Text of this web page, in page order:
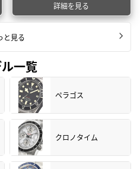
詳細を見る
と見る
一覧
ペラゴス
クロノタイム